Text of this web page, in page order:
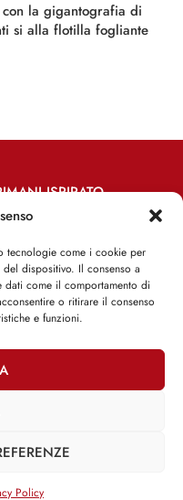
tecnologie come i cookie per
dispositivo. Il consenso a
dati come il comportamento di
o ritirare il consenso
e funzioni.
Policy
la gigantografia di
si alla flotilla fogliante
ISPIRATO
Email